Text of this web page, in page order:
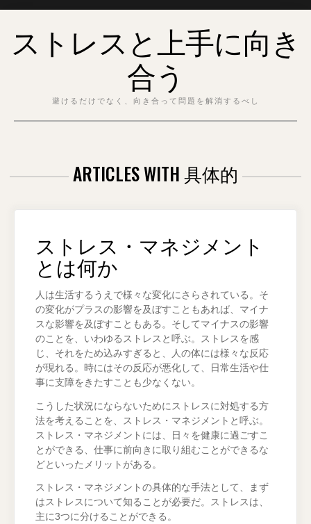
contentストレスと上手に向き
合う
避けるだけでなく、向き合って問題を解消するべし
ARTICLES WITH 具体的
ストレス・マネジメント
とは何か
人は生活するうえで様々な変化にさらされている。そ
の変化がプラスの影響を及ぼすこともあれば、マイナ
スな影響を及ぼすこともある。そしてマイナスの影響
のことを、いわゆるストレスと呼ぶ。ストレスを感
じ、それをため込みすぎると、人の体には様々な反応
が現れる。時にはその反応が悪化して、日常生活や仕
事に支障をきたすことも少なくない。
こうした状況にならないためにストレスに対処する方
法を考えることを、ストレス・マネジメントと呼ぶ。
ストレス・マネジメントには、日々を健康に過ごすこ
とができる、仕事に前向きに取り組むことができるな
どといったメリットがある。
ストレス・マネジメントの具体的な手法として、まず
はストレスについて知ることが必要だ。ストレスは、
主に3つに分けることができる。